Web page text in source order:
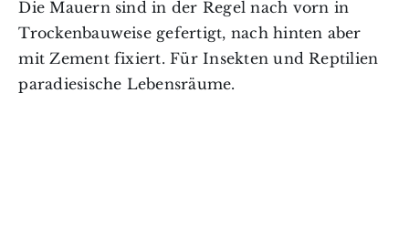
Die Mauern sind in der Regel nach vorn in
Trockenbauweise gefertigt, nach hinten aber
mit Zement fixiert. Für Insekten und Reptilien
paradiesische Lebensräume.